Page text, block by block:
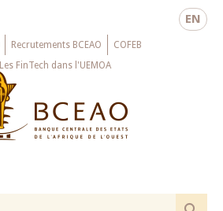
EN
Recrutements BCEAO
COFEB
Les FinTech dans l'UEMOA